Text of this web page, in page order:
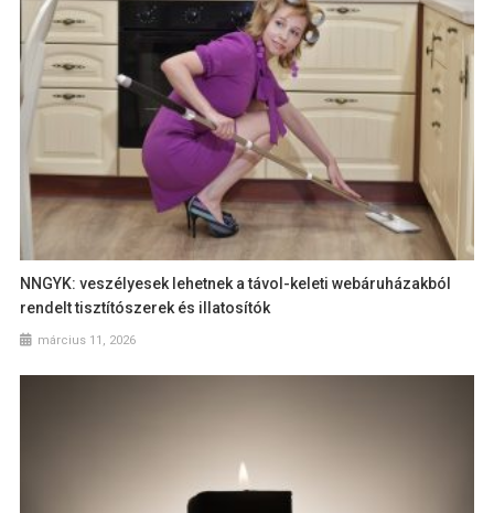
NNGYK: veszélyesek lehetnek a távol-keleti webáruházakból
rendelt tisztítószerek és illatosítók
március 11, 2026